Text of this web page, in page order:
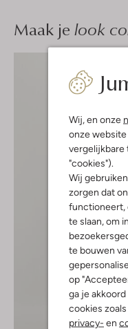
Wij, en onze
onze
vergelijkbare
"cookies").
Wij
zorgen dat
functioneert,
te slaan, om
te bouwen
op
ga je
cookies
privacy- en
Maak je look